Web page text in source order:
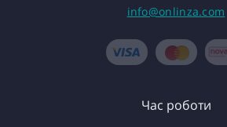
info@onlinza.com
Час роботи